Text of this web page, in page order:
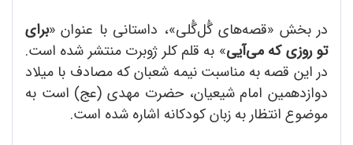
در بخش «قصه‌های گُل‌گُلی»، داستانی با عنوان «برای
تو روزی که می‌آیی» به قلم کلر ژوبرت منتشر شده است.
در این قصه به مناسبت نیمه شعبان که مصادف با میلاد
دوازدهمین امام شیعیان، حضرت مهدی (عج) است به
موضوع انتظار به زبان کودکانه اشاره شده است.